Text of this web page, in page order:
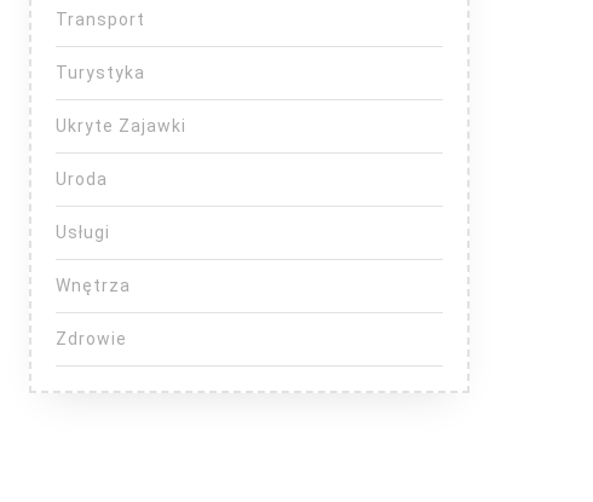
Transport
Turystyka
Ukryte Zajawki
Uroda
Usługi
Wnętrza
Zdrowie